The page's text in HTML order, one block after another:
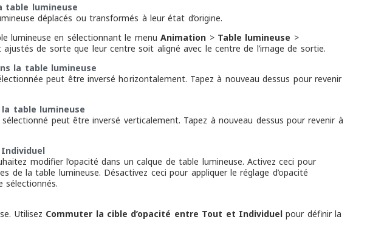
table lumineuse
déplacés ou transformés à leur état d’origine.
lumineuse en sélectionnant le menuAnimation > Table lumineuse >
ajustés de sorte que leur centre soit aligné avec le centre de l’image de sortie.
la table lumineuse
peut être inversé horizontalement. Tapez à nouveau dessus pour revenir
table lumineuse
peut être inversé verticalement. Tapez à nouveau dessus pour revenir à
modifier l’opacité dans un calque de table lumineuse. Activez ceci pour
de la table lumineuse. Désactivez ceci pour appliquer le réglage d’opacité
sélectionnés.
Utilisez Commuter la cible d’opacité entre Tout et Individuelpour définir la